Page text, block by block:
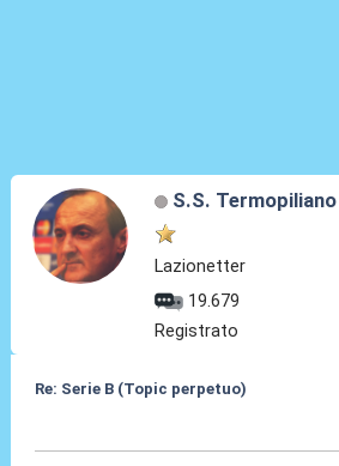
S.S. Termopiliano
Lazionetter
19.679
Registrato
Re: Serie B (Topic perpetuo)